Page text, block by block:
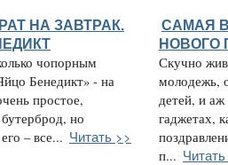
НА ЗАВТРАК.
чопорным
Бенедикт» - на
простое,
но
– все... Читать >>
САМАЯ
НОВОГО
Скучно
молодежь,
детей, и
гаджетах,
п...